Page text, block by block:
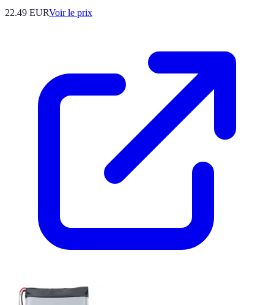
22.49 EURVoir le prix